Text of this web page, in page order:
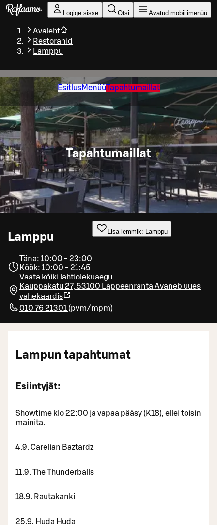
Liigu peamise sisu juurde
Logige sisse Otsi Avatud mobiilimenüü
Avaleht
Restoranid
Lamppu
EsitlusMenüüTapahtumaillat
Tapahtumaillat
Lamppu Lisa lemmik: Lamppu
Täna: 10:00 - 23:00
Köök: 10:00 - 21:45
Vaata kõiki lahtiolekuaegu
Kauppakatu 27, 53100 Lappeenranta Avaneb uues
vahekaardis
010 76 21301 (pvm/mpm)
Lampun tapahtumat
Esiintyjät:
Showtime klo 22:00 ja vapaa pääsy (K18), ellei toisin
mainita.
4.9. Carelian Baztardz
11.9. The Thunderballs
18.9. Rautakanki
25.9. Huda Huda